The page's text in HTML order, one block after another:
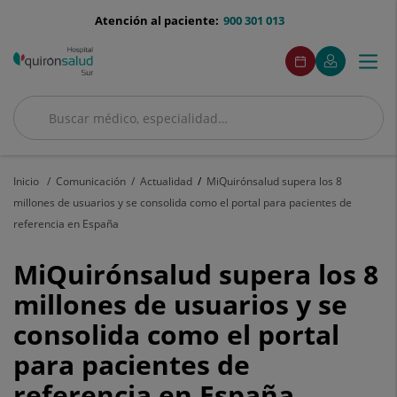
menu-
900 301 013
Atención al paciente:
Buscar
Buscar
menuAcceso
Pedir
cita
Este
enlace
se
en
Mi
Quirónsalud
Este
enlace
se
en
ventana
nueva.
Menú
Inicio Comunicación Actualidad
MiQuirónsalud supera los 8
millones de usuarios y se consolida como el portal para pacientes de
referencia en España
MiQuirónsalud
supera
los
8
MiQuirónsalud supera los 8
millones de usuarios y se
consolida como el portal
para pacientes de